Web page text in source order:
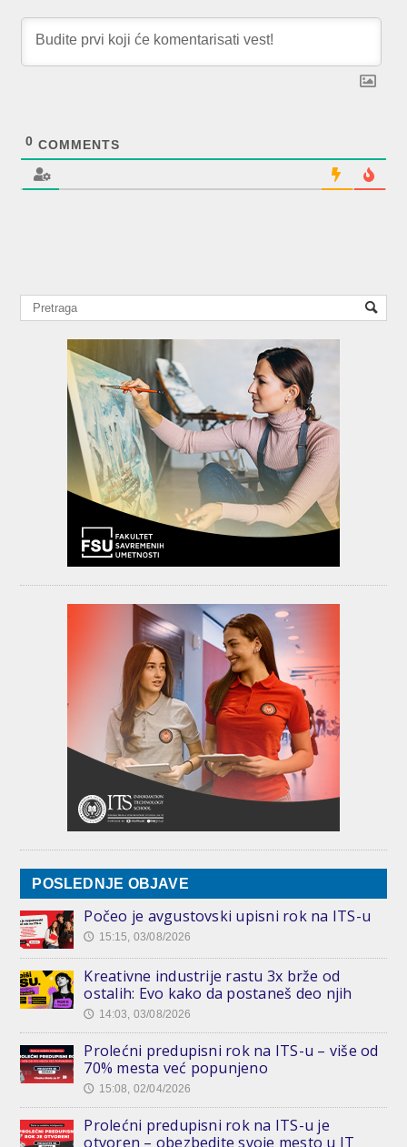
0 COMMENTS
POSLEDNJE OBJAVE
Počeo je avgustovski upisni rok na ITS-u
🕔 15:15, 03/08/2026
Kreativne industrije rastu 3x brže od
ostalih: Evo kako da postaneš deo njih
🕔 14:03, 03/08/2026
Prolećni predupisni rok na ITS-u – više od
70% mesta već popunjeno
🕔 15:08, 02/04/2026
Prolećni predupisni rok na ITS-u je
otvoren – obezbedite svoje mesto u IT